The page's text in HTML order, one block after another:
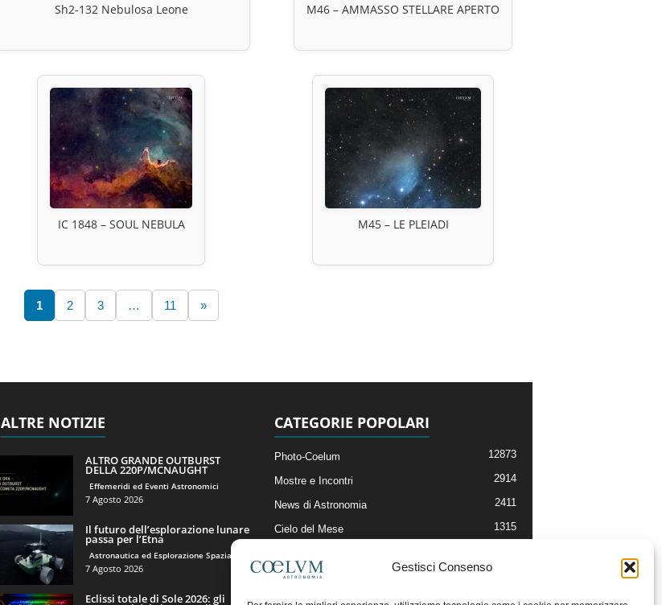
Gestisci Consenso
Sh2-132 Nebulosa Leone M46 – AMMASSO STELLARE APERTO
IC 1848 – SOUL NEBULA M45 – LE PLEIADI
1 2 3 … 11 »
ALTRE NOTIZIE
ALTRO GRANDE OUTBURST
DELLA 220P/MCNAUGHT
Effemeridi ed Eventi Astronomici
7 Agosto 2026
Il futuro dell’esplorazione lunare
passa per l’Etna
Astronautica ed Esplorazione Spaziale
7 Agosto 2026
Eclissi totale di Sole 2026: gli
CATEGORIE POPOLARI
Photo-Coelum 12873
Mostre e Incontri 2914
News di Astronomia 2411
Cielo del Mese 1315
Articoli e Risorse On-Line
Il Blog della Redazione